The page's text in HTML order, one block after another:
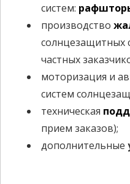
систем:
производство
солнцезащитных
частных
моторизация и
систем
техническая
прием заказов);
дополнительные